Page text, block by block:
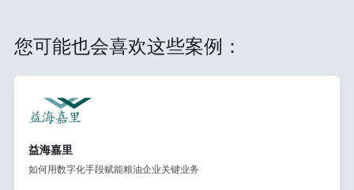
您可能也会喜欢这些案例：
益海嘉里
如何用数字化手段赋能粮油企业关键业务